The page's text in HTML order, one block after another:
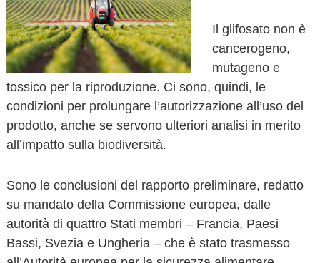
o
v
a
Il glifosato non è
cancerogeno,
mutageno e
tossico per la riproduzione. Ci sono, quindi, le
condizioni per prolungare l’autorizzazione all’uso del
prodotto, anche se servono ulteriori analisi in merito
all’impatto sulla biodiversità.
Sono le conclusioni del rapporto preliminare, redatto
su mandato della Commissione europea, dalle
autorità di quattro Stati membri – Francia, Paesi
Bassi, Svezia e Ungheria – che è stato trasmesso